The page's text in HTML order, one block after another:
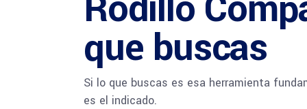
que buscas
Si lo que buscas es esa herramienta
es el indicado.